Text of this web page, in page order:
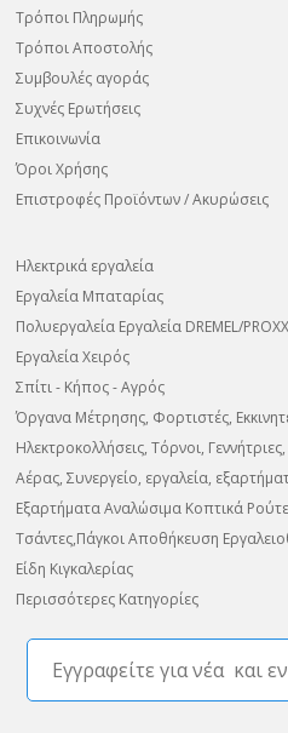
Τρόποι Πληρωμής
Τρόποι Αποστολής
Συμβουλές αγοράς
Συχνές Ερωτήσεις
Επικοινωνία
Όροι Χρήσης
Επιστροφές Προϊόντων / Ακυρώσεις
Ηλεκτρικά εργαλεία
Εργαλεία Μπαταρίας
Πολυεργαλεία Εργαλεία DREMEL/
Εργαλεία Χειρός
Σπίτι - Κήπος - Αγρός
Όργανα Μέτρησης, Φορτιστές,
Ηλεκτροκολλήσεις, Τόρνοι,
Αέρας, Συνεργείο, εργαλεία,
Εξαρτήματα Αναλώσιμα Κοπτικά
Τσάντες,Πάγκοι Αποθήκευση
Είδη Κιγκαλερίας
Περισσότερες Κατηγορίες